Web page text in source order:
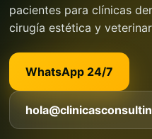
pacientes para clínicas
cirugía estética y
WhatsApp 24/7